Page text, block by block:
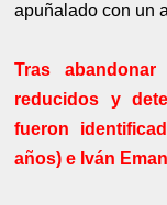
apuñalado con un
Tras
reducidos y
fueron
años) e Iván